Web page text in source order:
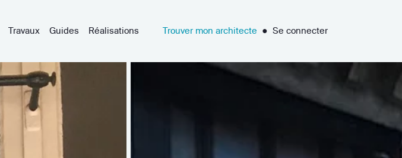
Travaux Guides Réalisations Trouver mon architecte ● Se connecter